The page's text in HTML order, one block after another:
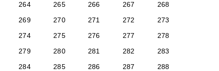
264
265 266 267
268
269
270 271 272
273
274
275 276 277
278
279
280 281 282
283
284
285 286 287
288